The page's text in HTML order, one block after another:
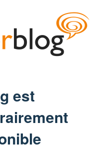
est